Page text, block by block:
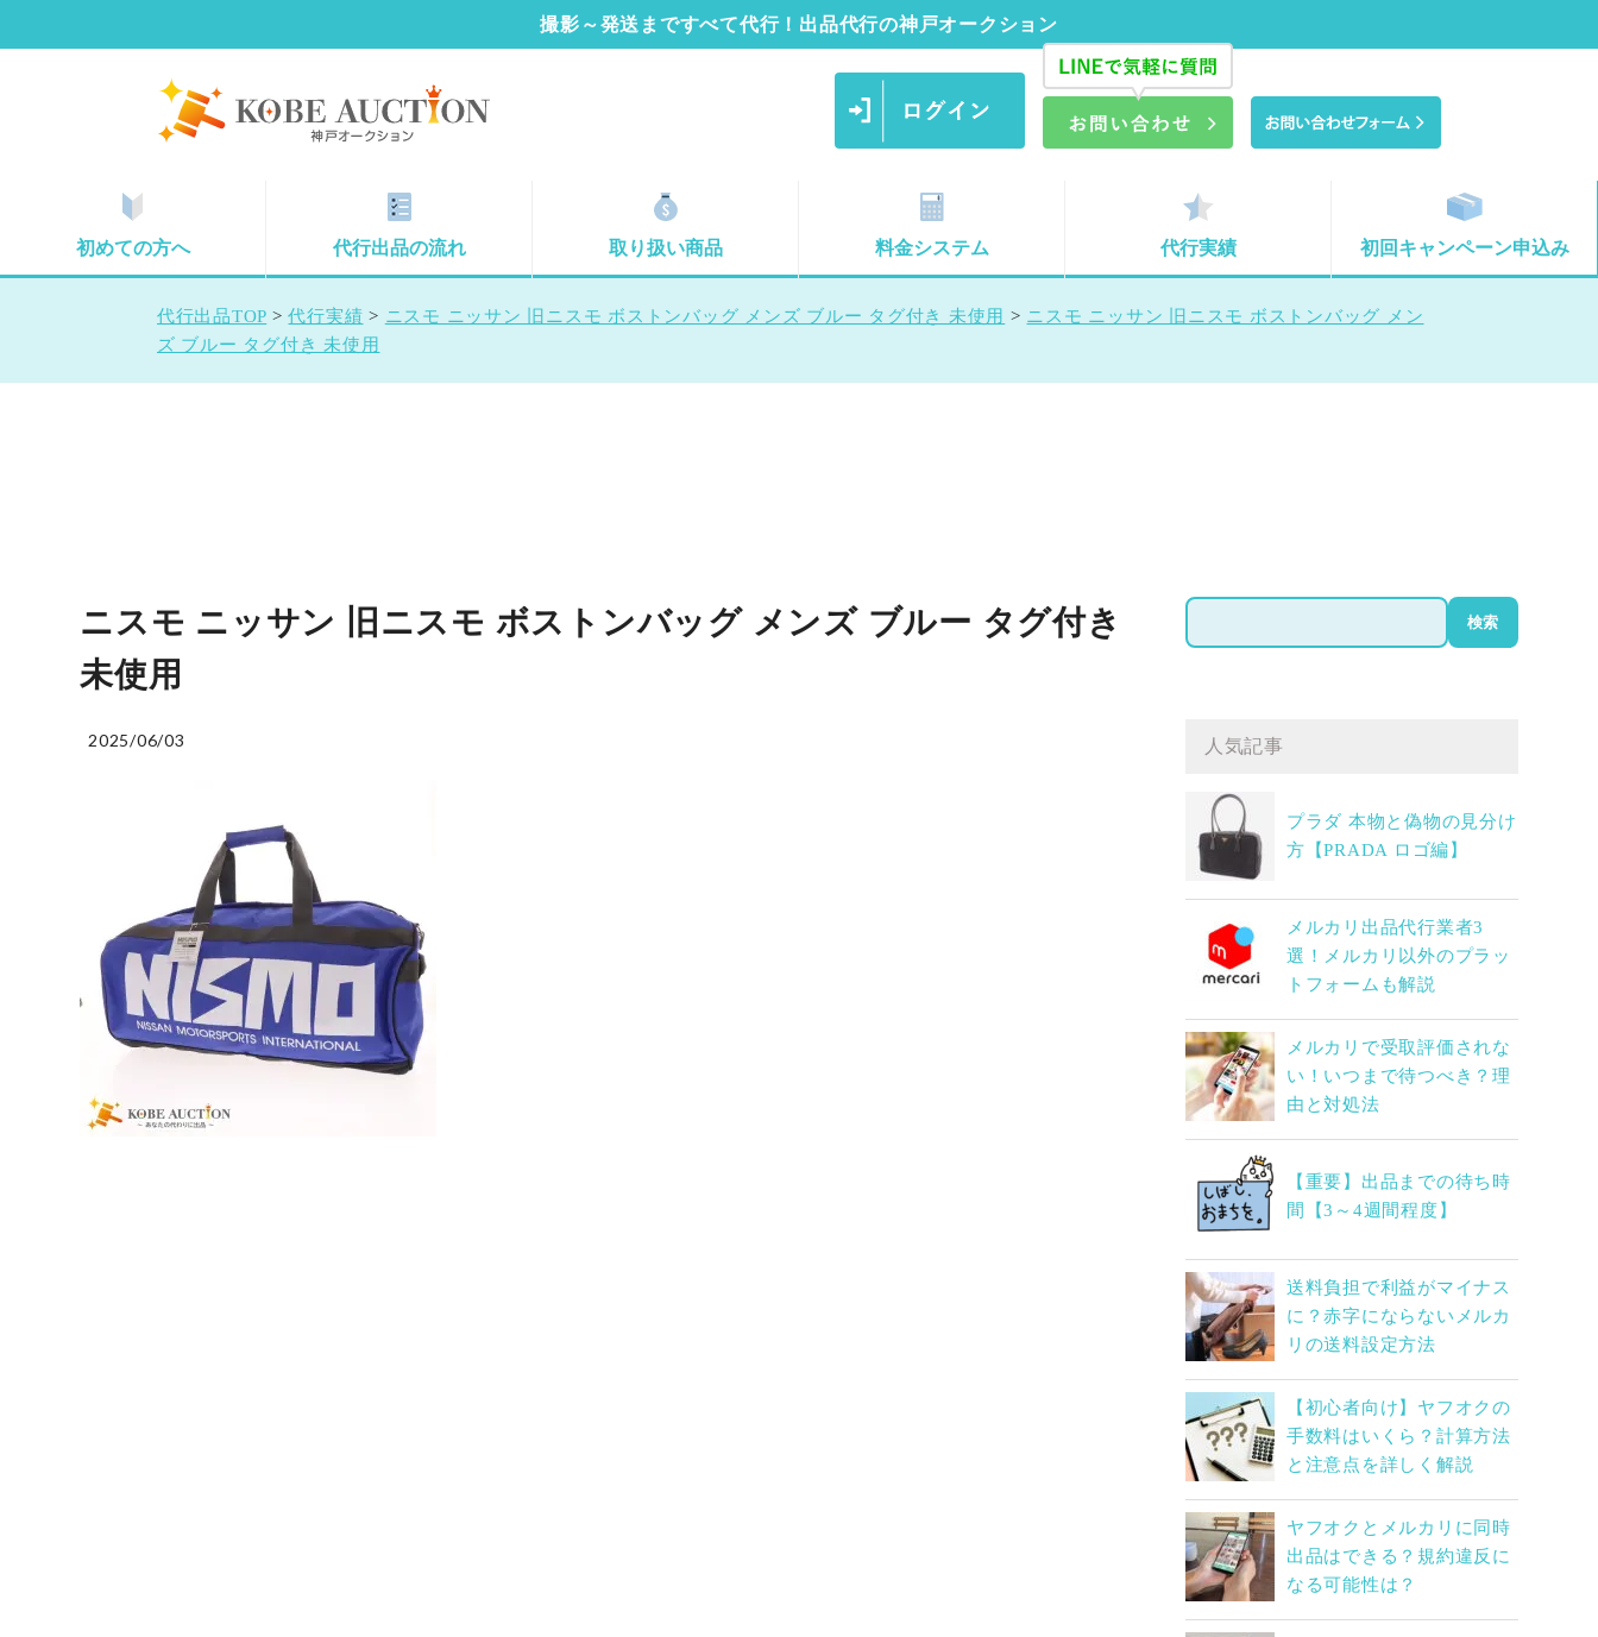
撮影～発送まですべて代行！出品代行の神戸オークション
初めての方へ 代行出品の流れ 取り扱い商品 料金システム 代行実績 初回キャンペーン申込み
代行出品TOP >代行実績 > ニスモ ニッサン 旧ニスモ ボストンバッグ メンズ ブルー タグ付き 未使用 > ニスモ ニッサン 旧ニスモ ボストンバッグ メン
ズ ブルー タグ付き 未使用
ニスモ ニッサン 旧ニスモ ボストンバッグ メンズ ブルー タグ付き
未使用
2025/06/03
検
索
検索
人気記事
プラダ 本物と偽物の見分け
方【PRADA ロゴ編】
メルカリ出品代行業者3
選！メルカリ以外のプラッ
トフォームも解説
メルカリで受取評価されな
い！いつまで待つべき？理
由と対処法
【重要】出品までの待ち時
間【3～4週間程度】
送料負担で利益がマイナス
に？赤字にならないメルカ
リの送料設定方法
【初心者向け】ヤフオクの
手数料はいくら？計算方法
と注意点を詳しく解説
ヤフオクとメルカリに同時
出品はできる？規約違反に
なる可能性は？